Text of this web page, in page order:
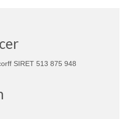
SIRET 513 875 948